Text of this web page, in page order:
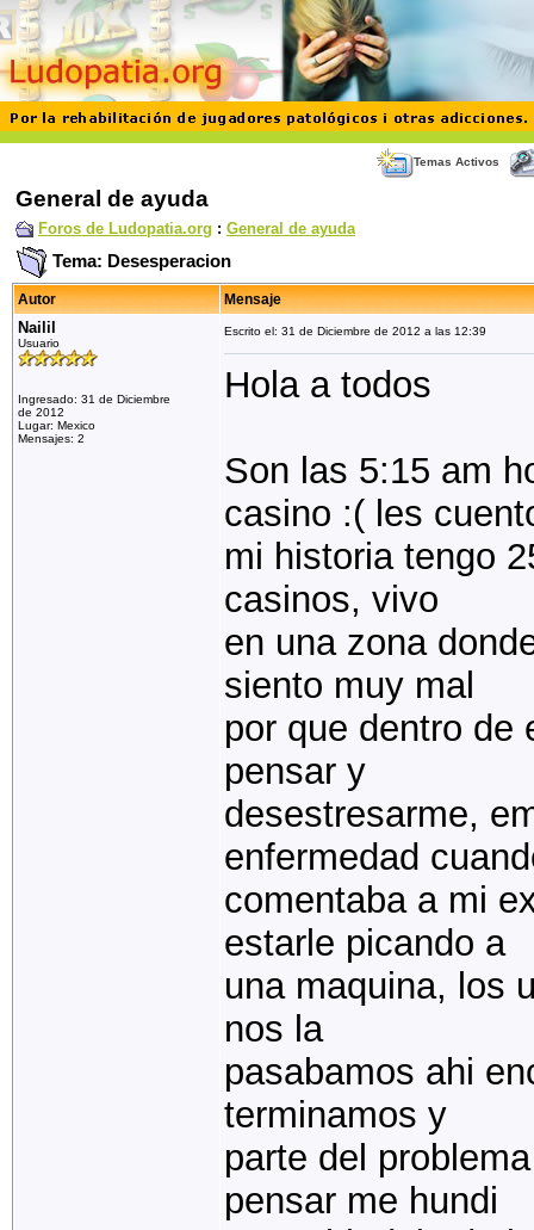
Temas Activos
General de ayuda
Foros de Ludopatia.org : General de ayuda
Tema: Desesperacion
Autor Mensaje
Nailil
Usuario
Ingresado: 31 de Diciembre
de 2012
Lugar: Mexico
Mensajes: 2
Escrito el: 31 de Diciembre de 2012 a las 12:39
Hola a todos
Son las 5:15 am
casino :( les
mi historia tengo
casinos, vivo
en una zona
siento muy mal
por que dentro de
pensar y
desestresarme,
enfermedad
comentaba a mi
estarle picando a
una maquina, los
nos la
pasabamos ahi
terminamos y
parte del
pensar me hundi